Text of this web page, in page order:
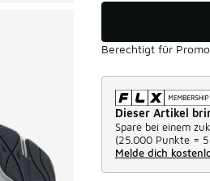
Berechtigt für
Dieser Artikel
Spare bei einem
(25.000 Punkte =
Melde dich